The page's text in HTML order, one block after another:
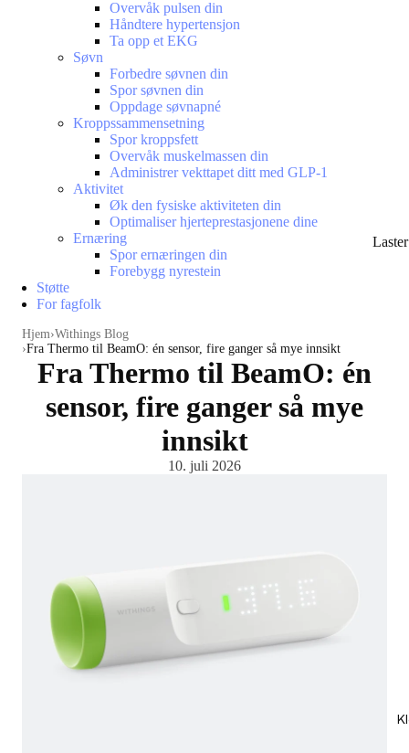
Overvåk pulsen din
Håndtere hypertensjon
Ta opp et EKG
Søvn
Forbedre søvnen din
Spor søvnen din
Oppdage søvnapné
Kroppssammensetning
Spor kroppsfett
Overvåk muskelmassen din
Administrer vekttapet ditt med GLP-1
Aktivitet
Øk den fysiske aktiviteten din
Optimaliser hjerteprestasjonene dine
Ernæring
Spor ernæringen din
Forebygg nyrestein
Støtte
For fagfolk
Hjem Withings Blog
Fra Thermo til BeamO: én sensor, fire ganger så mye innsikt
Fra Thermo til BeamO: én
sensor, fire ganger så mye
innsikt
10. juli 2026